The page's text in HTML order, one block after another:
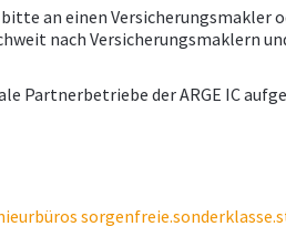
an einen Versicherungsmakler
nach Versicherungsmaklern
Partnerbetriebe der ARGE IC